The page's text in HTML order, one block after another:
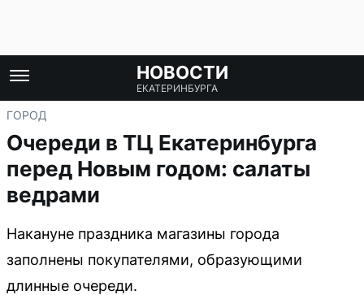
НОВОСТИ
ЕКАТЕРИНБУРГА
ГОРОД
Очереди в ТЦ Екатеринбурга
перед Новым годом: салаты
ведрами
Накануне праздника магазины города
заполнены покупателями, образующими
длинные очереди.